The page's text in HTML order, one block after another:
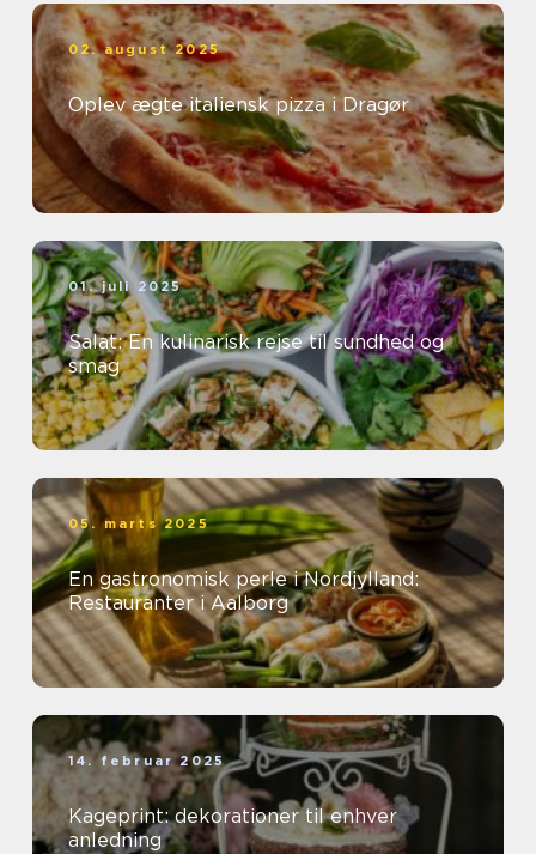
02. august 2025
Oplev ægte italiensk pizza i Dragør
01. juli 2025
Salat: En kulinarisk rejse til sundhed og
smag
05. marts 2025
En gastronomisk perle i Nordjylland:
Restauranter i Aalborg
14. februar 2025
Kageprint: dekorationer til enhver
anledning